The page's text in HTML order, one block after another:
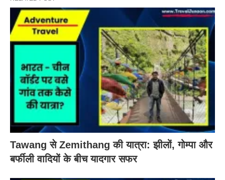
Tawang से Zemithang की यात्रा: झीलों, गोम्पा और
बर्फीली वादियों के बीच यादगार सफर